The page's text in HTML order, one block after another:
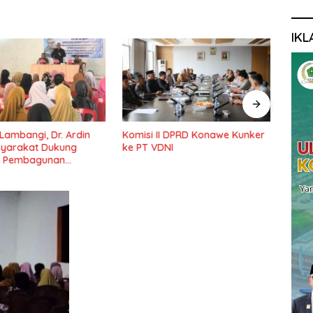
Dr. Ardin
Dukung
Komisi II DPRD Konawe Kunker
ke PT VDNI